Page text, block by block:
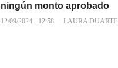
ningún monto aprobado
12/09/2024 - 12:58 LAURA DUARTE